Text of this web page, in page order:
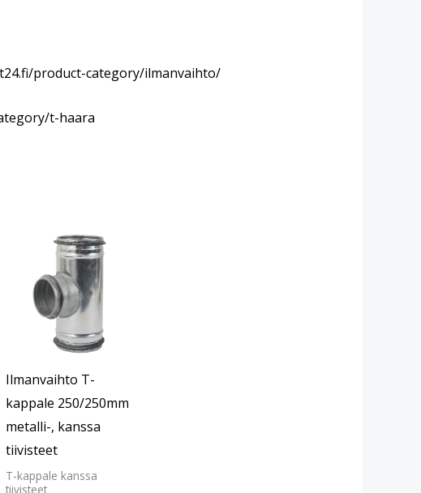
product-category/ilmanvaihto/
t-haara
Ilmanvaihto T-
kappale 250/250mm
metalli-, kanssa
tiivisteet
T-kappale kanssa
tiivisteet